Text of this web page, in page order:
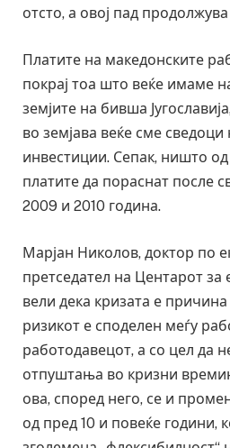
отсто, а овој пад
Платите на македонските
покрај тоа што веќе имаме
земјите на бивша
во земјава веќе сме сведоци
инвестиции. Сепак, ништо
платите да пораснат после
2009 и 2010 година.
Марјан Николов, доктор по
претседател на Центарот за
вели дека кризата е
ризикот е споделен меѓу
работодавецот, а со цел да
отпуштања во кризни
ова, според него, се и
од пред 10 и повеќе години,